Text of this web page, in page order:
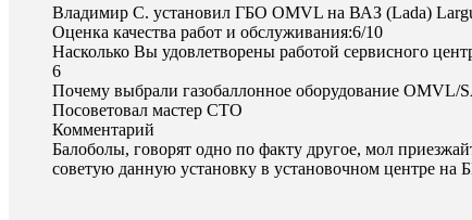
Владимир С. установил ГБО OMVL на ВАЗ (Lada)
Оценка качества работ и обслуживания:6/10
Насколько Вы удовлетворены работой сервисного
6
Почему выбрали газобаллонное оборудование OMVL/
Посоветовал мастер СТО
Комментарий
Балоболы, говорят одно по факту другое, мол
советую данную установку в установочном центре на